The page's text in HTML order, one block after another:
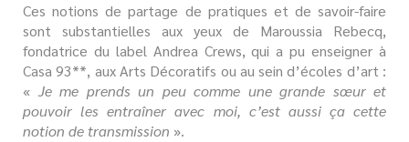
Ces notions de partage de pratiques et de savoir-faire
sont substantielles aux yeux de Maroussia Rebecq,
fondatrice du label Andrea Crews, qui a pu enseigner à
Casa 93**, aux Arts Décoratifs ou au sein d’écoles d’art :
«Je me prends un peu comme une grande sœur et
pouvoir les entraîner avec moi, c’est aussi ça cette
notion de transmission ».